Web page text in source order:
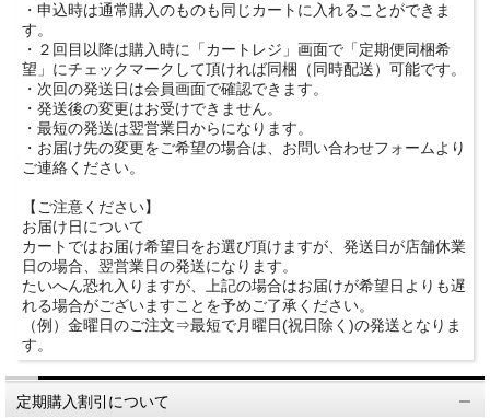
・申込時は通常購入のものも同じカートに入れることができま
す。
・２回目以降は購入時に「カートレジ」画面で「定期便同梱希
望」にチェックマークして頂ければ同梱（同時配送）可能です。
・次回の発送日は会員画面で確認できます。
・発送後の変更はお受けできません。
・最短の発送は翌営業日からになります。
・お届け先の変更をご希望の場合は、お問い合わせフォームより
ご連絡ください。
【ご注意ください】
お届け日について
カートではお届け希望日をお選び頂けますが、発送日が店舗休業
日の場合、翌営業日の発送になります。
たいへん恐れ入りますが、上記の場合はお届けが希望日よりも遅
れる場合がございますことを予めご了承ください。
（例）金曜日のご注文⇒最短で月曜日(祝日除く)の発送となりま
す。
定期購入割引について